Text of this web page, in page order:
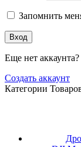
Запомнить
Вход
Еще нет аккаунта?
Создать аккаунт
Категории